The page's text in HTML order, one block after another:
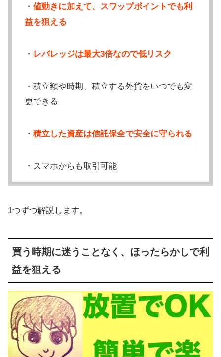
・ 値動きに加えて、スワップポイントでも利
益を狙える
・ レバレッジは最大3倍なので低リスク
・積立額や時期、積立する外貨をいつでも変
更できる
・ 積立した資産は信託保全で安全に守られる
・スマホからも取引可能
1つずつ解説します。
買う時期に迷うことなく、ほったらかしで利
益を狙える